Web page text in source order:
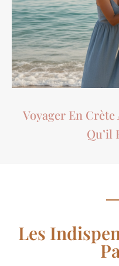
Voyager En Crète
Qu’il
Les